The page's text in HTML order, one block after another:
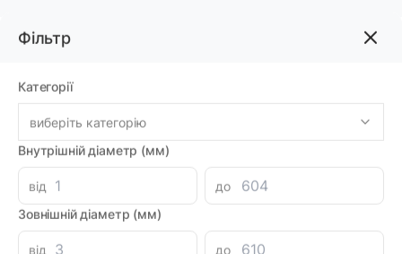
Фільтр
Категорії
виберіть категорію
Внутрішній діаметр (мм)
від
до
Зовнішній діаметр (мм)
від
до
4547.84грн
-
Знайшли дешевше?
Параметри